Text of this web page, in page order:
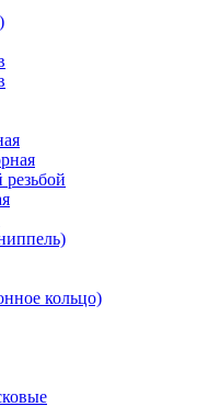
кольцо)